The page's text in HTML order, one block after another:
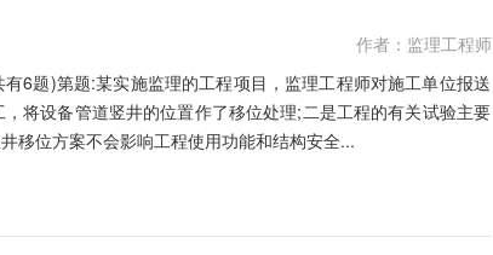
作者：监理工程师
6题)第题:某实施监理的工程项目，监理工程师对施工单位报送
将设备管道竖井的位置作了移位处理;二是工程的有关试验主要
移位方案不会影响工程使用功能和结构安全...